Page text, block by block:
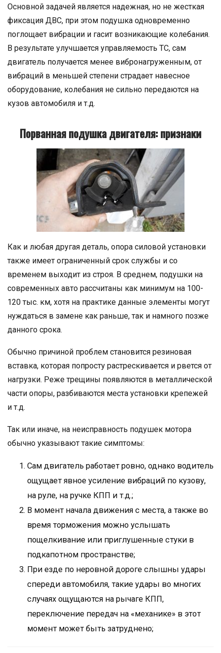
Основной задачей является надежная, но не жесткая
фиксация ДВС, при этом подушка одновременно
поглощает вибрации и гасит возникающие колебания.
В результате улучшается управляемость ТС, сам
двигатель получается менее вибронагруженным, от
вибраций в меньшей степени страдает навесное
оборудование, колебания не сильно передаются на
кузов автомобиля и т.д.
Порванная подушка двигателя: признаки
Как и любая другая деталь, опора силовой установки
также имеет ограниченный срок службы и со
временем выходит из строя. В среднем, подушки на
современных авто рассчитаны как минимум на 100-
120 тыс. км, хотя на практике данные элементы могут
нуждаться в замене как раньше, так и намного позже
данного срока.
Обычно причиной проблем становится резиновая
вставка, которая попросту растрескивается и рвется от
нагрузки. Реже трещины появляются в металлической
части опоры, разбиваются места установки крепежей
и т.д.
Так или иначе, на неисправность подушек мотора
обычно указывают такие симптомы:
Сам двигатель работает ровно, однако водитель
ощущает явное усиление вибраций по кузову,
на руле, на ручке КПП и т.д.;
В момент начала движения с места, а также во
время торможения можно услышать
пощелкивание или приглушенные стуки в
подкапотном пространстве;
При езде по неровной дороге слышны удары
спереди автомобиля, такие удары во многих
случаях ощущаются на рычаге КПП,
переключение передач на «механике» в этот
момент может быть затруднено;